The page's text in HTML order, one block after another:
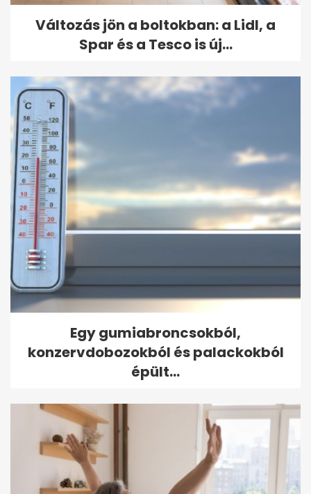
Változás jön a boltokban: a Lidl, a
Spar és a Tesco is új...
Egy gumiabroncsokból,
konzervdobozokból és palackokból
épült...